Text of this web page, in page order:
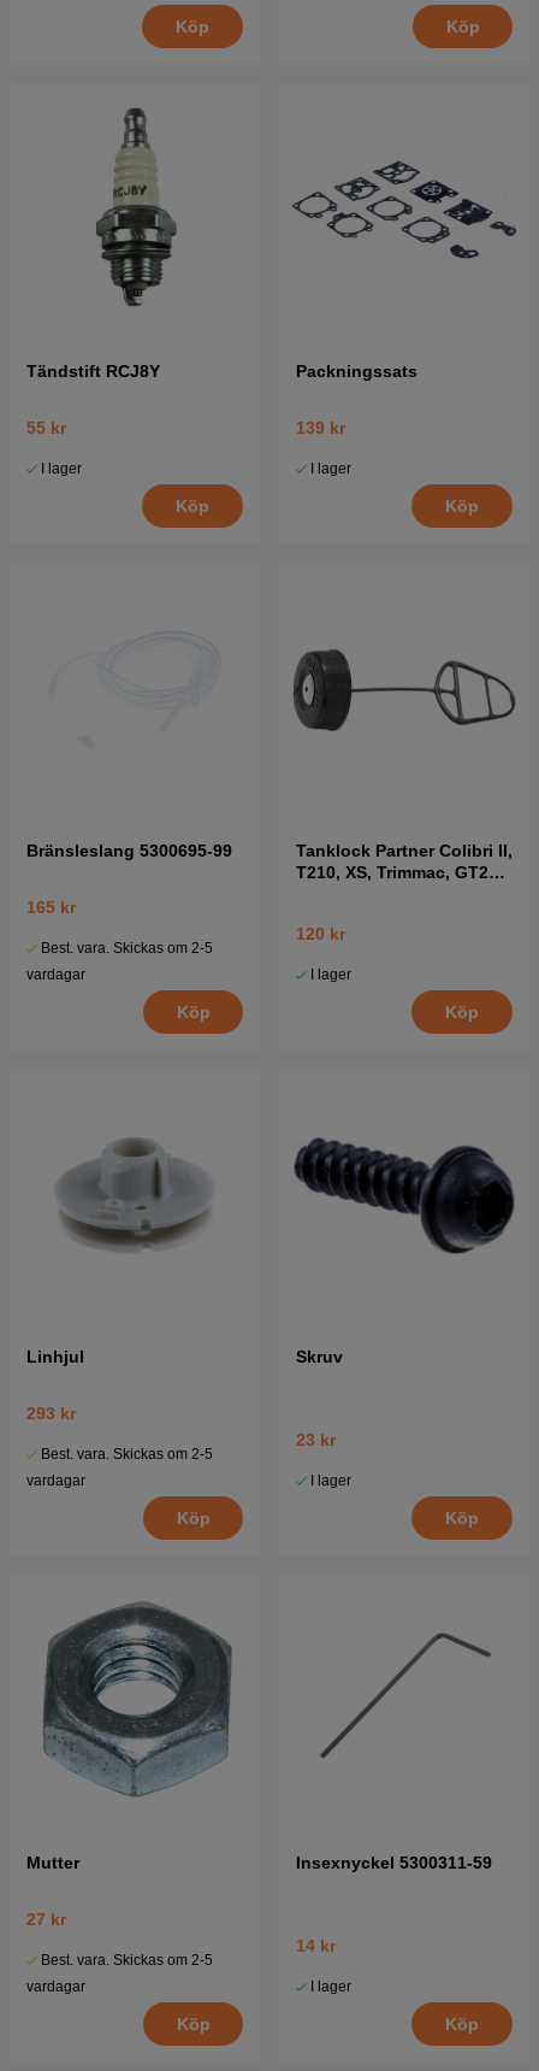
Köp Köp
Tändstift RCJ8Y
55 kr
I lager
Köp
Packningssats
139 kr
I lager
Köp
Bränsleslang 5300695-99
165 kr
Best. vara. Skickas om 2-5
vardagar
Köp
Tanklock Partner Colibri II,
T210, XS, Trimmac, GT25
120 kr
I lager
Köp
Linhjul
293 kr
Best. vara. Skickas om 2-5
vardagar
Köp
Skruv
23 kr
I lager
Köp
Mutter
27 kr
Best. vara. Skickas om 2-5
vardagar
Köp
Insexnyckel 5300311-59
14 kr
I lager
Köp